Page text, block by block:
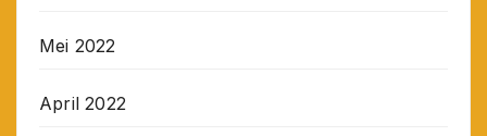
Mei 2022
April 2022